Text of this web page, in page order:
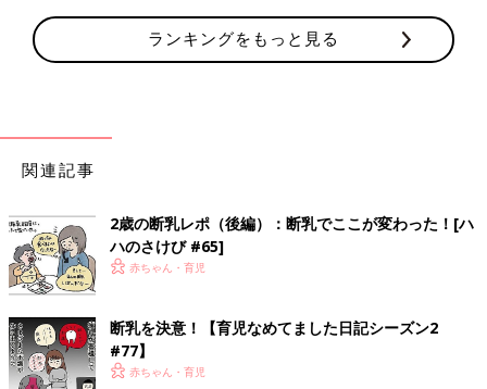
ると、4割の先輩ママたちが1歳から1歳5カ月ごろまでと答えて
んも多く、おなかを満たすために授乳するということが少なくな
るからかもしれません。
中には離乳食をとても楽しめるお子さんで、食べる量も多かった
ので9カ月頃には卒乳したという先輩ママもいます。反対に3歳こ
ろまでなかなか授乳がやめられないお子さんもいますが、このこ
ろになると話し合うことが出来るようになるので、二人で卒乳の
時期を決められたという先輩ママの体験談もありました。卒乳に
ランキングをもっと見る
関連記事
2歳の断乳レポ（後編）：断乳でここが変わった！[ハ
ハのさけび #65]
赤ちゃん・育児
断乳を決意！【育児なめてました日記シーズン2
#77】
赤ちゃん・育児